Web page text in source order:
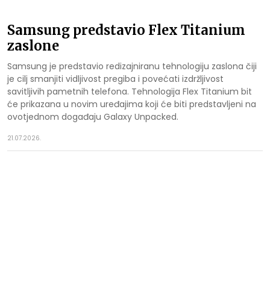
Samsung predstavio Flex Titanium
zaslone
Samsung je predstavio redizajniranu tehnologiju zaslona čiji
je cilj smanjiti vidljivost pregiba i povećati izdržljivost
savitljivih pametnih telefona. Tehnologija Flex Titanium bit
će prikazana u novim uređajima koji će biti predstavljeni na
ovotjednom događaju Galaxy Unpacked.
21.07.2026.